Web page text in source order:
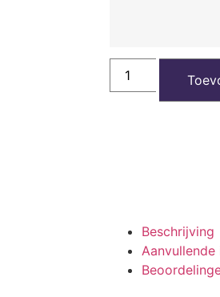
Beschrijving